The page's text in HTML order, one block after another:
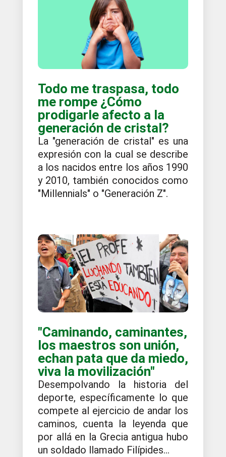
Todo me traspasa, todo
me rompe ¿Cómo
prodigarle afecto a la
generación de cristal?
La "generación de cristal" es una
expresión con la cual se describe
a los nacidos entre los años 1990
y 2010, también conocidos como
"Millennials" o "Generación Z".
"Caminando, caminantes,
los maestros son unión,
echan pata que da miedo,
viva la movilización"
Desempolvando la historia del
deporte, específicamente lo que
compete al ejercicio de andar los
caminos, cuenta la leyenda que
por allá en la Grecia antigua hubo
un soldado llamado Filípides...